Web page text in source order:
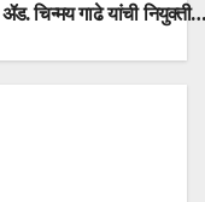
ॲड. चिन्मय गाढे यांची नियुक्ती…